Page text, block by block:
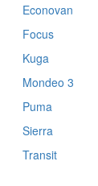
Econovan
Focus
Kuga
Mondeo 3
Puma
Sierra
Transit